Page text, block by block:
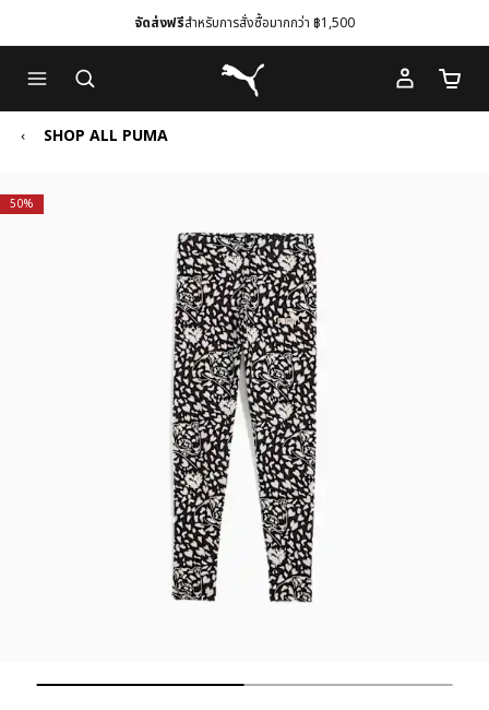
to
Main
content
to
Footer
Content
จัดส่งฟรีสำหรับการสั่งซื้อมากกว่า ฿1,500
Puma โฮม
จำนว
SHOP ALL PUMA
50%